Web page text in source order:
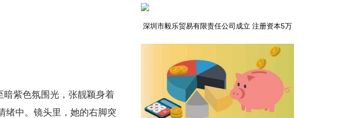
紫色氛围光，张靓颖身着
绪中。镜头里，她的右脚突
深圳市毅乐贸易有限责任公司成立 注册资本5万